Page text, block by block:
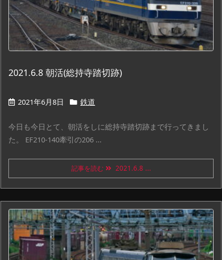
2021.6.8 朝活(総持寺踏切跡)
2021年6月8日 鉄道
今日も今日とて、朝活をしに総持寺踏切跡まで行ってきまし
た。 EF210-140牽引の206 ...
記事を読む 2021.6.8 ...